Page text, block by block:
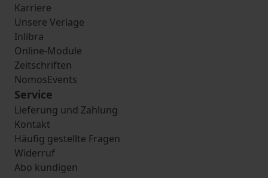
Karriere
Unsere Verlage
Inlibra
Online-Module
Zeitschriften
NomosEvents
Service
Lieferung und Zahlung
Kontakt
Häufig gestellte Fragen
Widerruf
Abo kündigen